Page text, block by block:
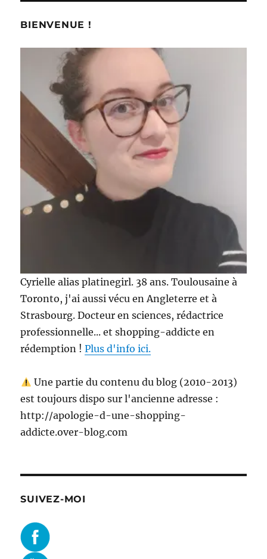
reçu
BIENVENUE !
Cyrielle alias platinegirl. 38 ans. Toulousaine à
Toronto, j'ai aussi vécu en Angleterre et à
Strasbourg. Docteur en sciences, rédactrice
professionnelle... et shopping-addicte en
rédemption !Plus d'info ici.
Une partie du contenu du blog (2010-2013)
est toujours dispo sur l'ancienne adresse :
http://apologie-d-une-shopping-
addicte.over-blog.com
SUIVEZ-MOI